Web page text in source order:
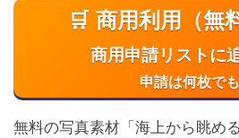
🛒 商用利用（無
商用申請リストに
申請は何枚で
無料の写真素材「海上から眺め